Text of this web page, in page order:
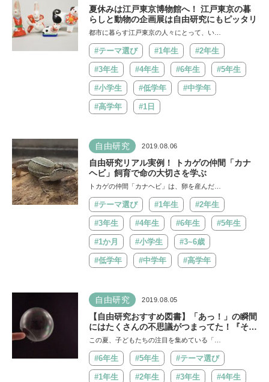
夏休みは江戸東京博物館へ！ 江戸東京の暮
らしと動物の企画展は自由研究にもピッタリ
都市に暮らす江戸東京の人々にとって、い…
#テーマ選び #1年生 #2年生
#3年生 #4年生 #6年生 #5年生
#小学生 #低学年 #中学年
#高学年 #1日
自由研究 2019.08.06
自由研究リアル実例！ トカゲの仲間「カナ
ヘビ」飼育で命の大切さを学ぶ
トカゲの仲間「カナヘビ」は、卵を産んだ…
#テーマ選び #1年生 #2年生
#3年生 #4年生 #6年生 #5年生
#1か月 #小学生 #3~6歳
#低学年 #中学年 #高学年
自由研究 2019.08.05
【自由研究おすすめ図書】「あっ！」の瞬間
にはたくさんの不思議がつまってた！『そう
だったのか！しゅんかん図鑑』
この夏、子どもたちの注目を集めている「…
#6年生 #5年生 #テーマ選び
#1年生 #2年生 #3年生 #4年生